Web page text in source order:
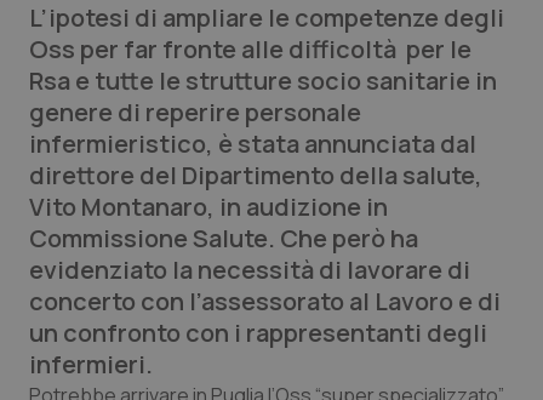
Lettere al direttore
Edizioni Regionali
QS Pro
Professionisti Sanitari.AI
Abruzzo
Basilicata
QS Pro Gold
Artrite & artrosi
QS Club Newsletter
L’ipotesi di ampliare le competenze degli
Oss per far fronte alle difficoltà per le
Rsa e tutte le strutture socio sanitarie in
genere di reperire personale
infermieristico, è stata annunciata dal
direttore del Dipartimento della salute,
Vito Montanaro, in audizione in
Commissione Salute. Che però ha
evidenziato la necessità di lavorare di
concerto con l’assessorato al Lavoro e di
un confronto con i rappresentanti degli
infermieri.